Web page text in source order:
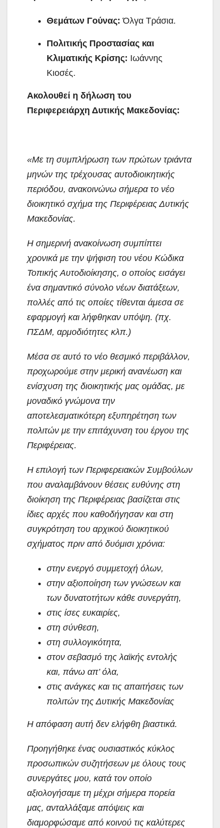
Θεμάτων Γούνας: Όλγα Τράσια.
Πολιτικής Προστασίας και
Κλιματικής Κρίσης: Ιωάννης
Κιοσές.
Ακολουθεί η δήλωση του
Περιφερειάρχη Δυτικής Μακεδονίας:
«Με τη συμπλήρωση των πρώτων τριάντα
μηνών της τρέχουσας αυτοδιοικητικής
περιόδου, ανακοινώνω σήμερα το νέο
διοικητικό σχήμα της Περιφέρειας Δυτικής
Μακεδονίας.
Η σημερινή ανακοίνωση συμπίπτει
χρονικά με την ψήφιση του νέου Κώδικα
Τοπικής Αυτοδιοίκησης, ο οποίος εισάγει
ένα σημαντικό σύνολο νέων διατάξεων,
πολλές από τις οποίες τίθενται άμεσα σε
εφαρμογή και λήφθηκαν υπόψη. (πχ.
ΠΣΔΜ, αρμοδιότητες κλπ.)
Μέσα σε αυτό το νέο θεσμικό περιβάλλον,
προχωρούμε στην μερική ανανέωση και
ενίσχυση της διοικητικής μας ομάδας, με
μοναδικό γνώμονα την
αποτελεσματικότερη εξυπηρέτηση των
πολιτών με την επιτάχυνση του έργου της
Περιφέρειας.
Η επιλογή των Περιφερειακών Συμβούλων
που αναλαμβάνουν θέσεις ευθύνης στη
διοίκηση της Περιφέρειας βασίζεται στις
ίδιες αρχές που καθοδήγησαν και στη
συγκρότηση του αρχικού διοικητικού
σχήματος πριν από δυόμισι χρόνια:
στην ενεργό συμμετοχή όλων,
στην αξιοποίηση των γνώσεων και
των δυνατοτήτων κάθε συνεργάτη,
στις ίσες ευκαιρίες,
στη σύνθεση,
στη συλλογικότητα,
στον σεβασμό της λαϊκής εντολής
και, πάνω απ’ όλα,
στις ανάγκες και τις απαιτήσεις των
πολιτών της Δυτικής Μακεδονίας
Η απόφαση αυτή δεν ελήφθη βιαστικά.
Προηγήθηκε ένας ουσιαστικός κύκλος
προσωπικών συζητήσεων με όλους τους
συνεργάτες μου, κατά τον οποίο
αξιολογήσαμε τη μέχρι σήμερα πορεία
μας, ανταλλάξαμε απόψεις και
διαμορφώσαμε από κοινού τις καλύτερες